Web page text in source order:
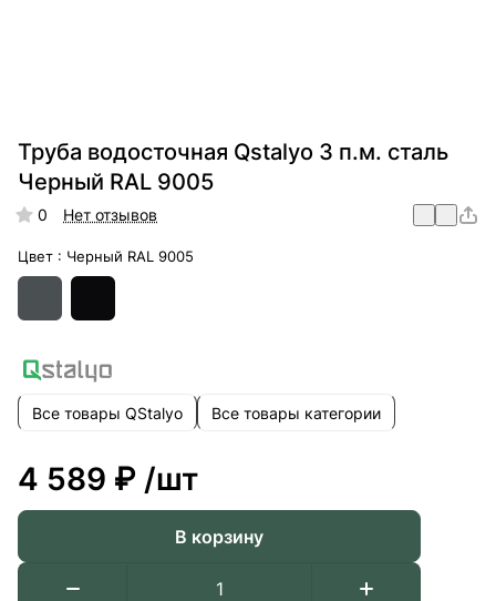
Труба водосточная Qstalyo 3 п.м. сталь
Черный RAL 9005
0 Нет отзывов
Цвет : Черный RAL 9005
Все товары QStalyo Все товары категории
4 589 ₽ /шт
В корзину